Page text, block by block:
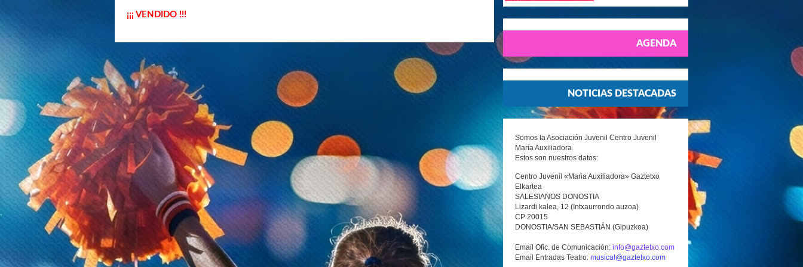
AGENDA
NOTICIAS DESTACADAS
Somos la Asociación Juvenil Centro Juvenil
María Auxiliadora.
Estos son nuestros datos:
Centro Juvenil «Maria Auxiliadora» Gaztetxo
Elkartea
SALESIANOS DONOSTIA
Lizardi kalea, 12 (Intxaurrondo auzoa)
CP 20015
DONOSTIA/SAN SEBASTIÁN (Gipuzkoa)
Email Ofic. de Comunicación: info@gaztetxo.com
Email Entradas Teatro: musical@gaztetxo.com
¡¡¡ VENDIDO !!!